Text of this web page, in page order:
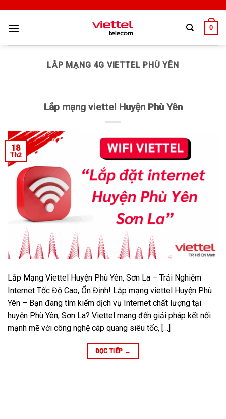
0
LẮP MẠNG 4G VIETTEL PHÙ YÊN
Lắp mạng viettel Huyện Phù Yên
18
Th2
Lắp Mạng Viettel Huyện Phù Yên, Sơn La – Trải Nghiệm
Internet Tốc Độ Cao, Ổn Định! Lắp mạng viettel Huyện Phù
Yên – Bạn đang tìm kiếm dịch vụ Internet chất lượng tại
huyện Phù Yên, Sơn La? Viettel mang đến giải pháp kết nối
mạnh mẽ với công nghệ cáp quang siêu tốc, […]
ĐỌC TIẾP →